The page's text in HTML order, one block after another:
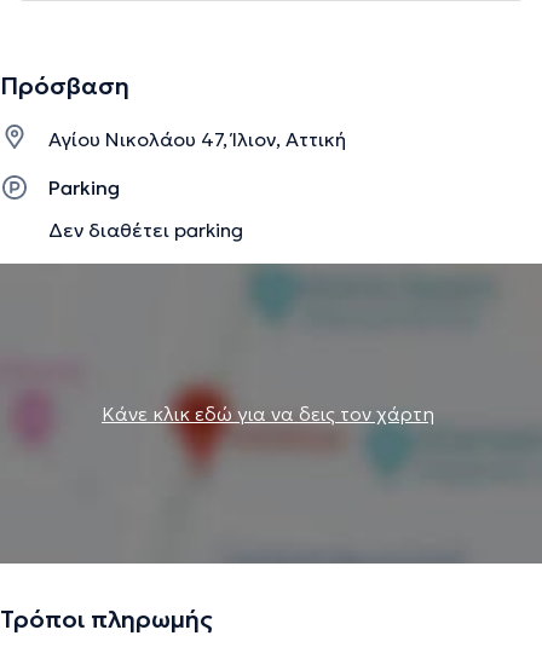
Πρόσβαση
Αγίου Νικολάου 47, Ίλιον, Αττική
Parking
Δεν διαθέτει parking
Κάνε κλικ εδώ για να δεις τον χάρτη
Τρόποι πληρωμής